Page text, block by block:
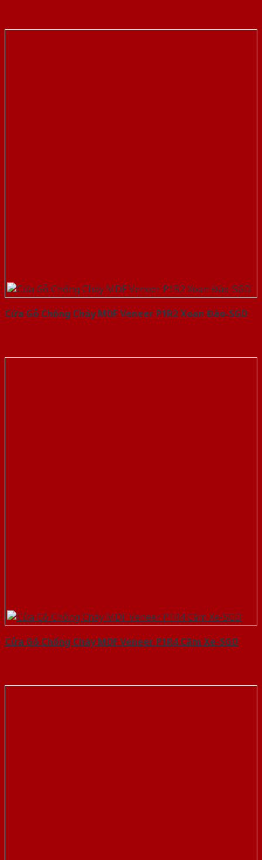
Cửa Gỗ Chống Cháy MDF Veneer P1R2 Xoan Đào-SGD
Cửa Gỗ Chống Cháy MDF Veneer P1R4 Căm Xe-SGD